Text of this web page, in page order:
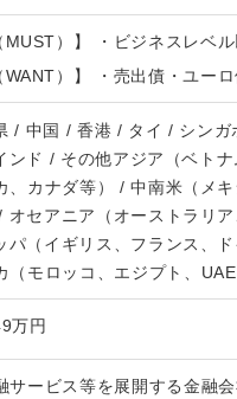
MUST）】 ・ビジネスレベ
WANT）】 ・売出債・ユー
/ 中国 / 香港 / タイ / シン
ンド / その他アジア（ベト
、カナダ等） / 中南米（メ
オセアニア（オーストラリ
パ（イギリス、フランス、
（モロッコ、エジプト、UAE
万円
サービス等を展開する金融